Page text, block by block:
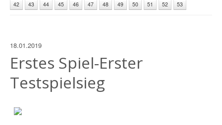
42
43 44 45 46 47 48 49 50 51 52 53
18.01.2019
Erstes Spiel-Erster
Testspielsieg